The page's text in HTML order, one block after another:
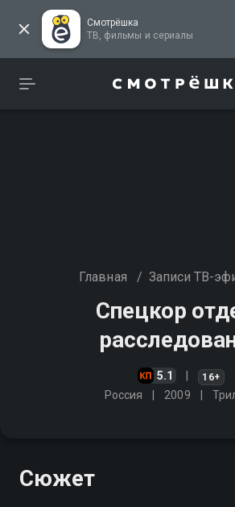
Смотрёшка
ТВ, фильмы и сериалы
Главная / Записи ТВ-
Спецкор
5.1 16+
Россия 2009
Сюжет